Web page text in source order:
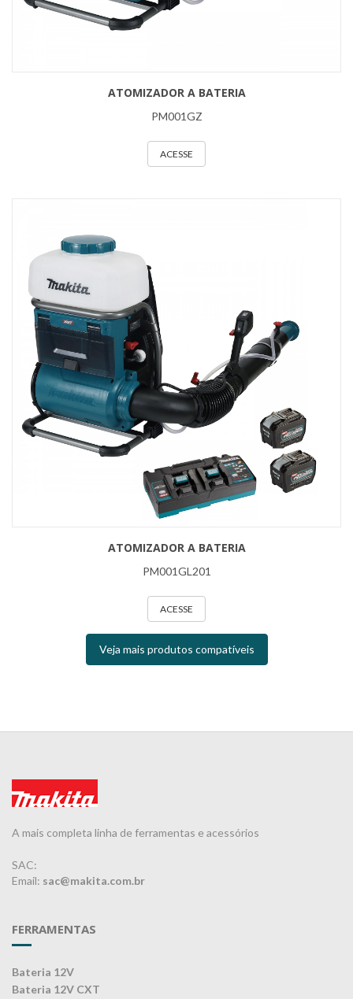
ATOMIZADOR A BATERIA
PM001GZ
ACESSE
ATOMIZADOR A BATERIA
PM001GL201
ACESSE
Veja mais produtos compatíveis
A mais completa linha de ferramentas e acessórios
SAC:
Email: sac@makita.com.br
FERRAMENTAS
Bateria 12V
Bateria 12V CXT